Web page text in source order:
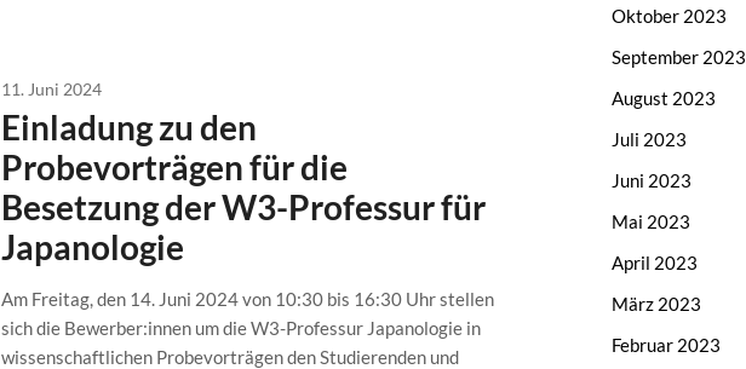
11. Juni 2024
Einladung zu den
Probevorträgen für die
Besetzung der W3-Professur für
Japanologie
Am Freitag, den 14. Juni 2024 von 10:30 bis 16:30 Uhr stellen
sich die Bewerber:innen um die W3-Professur Japanologie in
wissenschaftlichen Probevorträgen den Studierenden und
Oktober 2023
September 2023
August 2023
Juli 2023
Juni 2023
Mai 2023
April 2023
März 2023
Februar 2023